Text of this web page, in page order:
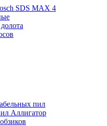
SDS MAX 4
пил
Аллигатор